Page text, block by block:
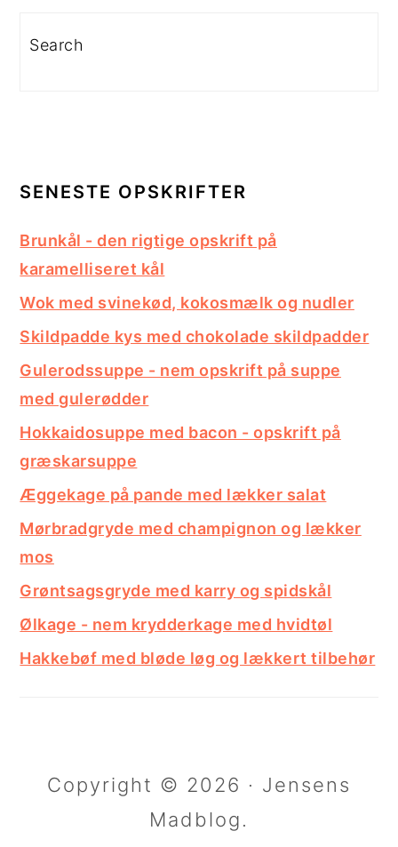
Search
SENESTE OPSKRIFTER
Brunkål - den rigtige opskrift på
karamelliseret kål
Wok med svinekød, kokosmælk og nudler
Skildpadde kys med chokolade skildpadder
Gulerodssuppe - nem opskrift på suppe
med gulerødder
Hokkaidosuppe med bacon - opskrift på
græskarsuppe
Æggekage på pande med lækker salat
Mørbradgryde med champignon og lækker
mos
Grøntsagsgryde med karry og spidskål
Ølkage - nem krydderkage med hvidtøl
Hakkebøf med bløde løg og lækkert tilbehør
Copyright © 2026 · Jensens
Madblog.